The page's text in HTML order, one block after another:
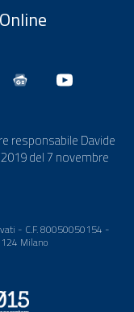
responsabile Davide
del 7 novembre
- C.F. 80050050154 -
Milano